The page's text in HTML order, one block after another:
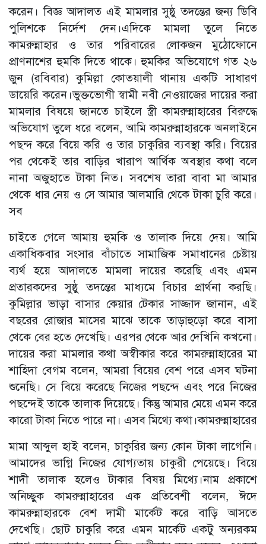
করেন। বিজ্ঞ আদালত এই মামলার সুষ্ঠু তদন্তের জন্য ডিবি
পুলিশকে নির্দেশ দেন।এদিকে মামলা তুলে নিতে
কামরুন্নাহার ও তার পরিবারের লোকজন মুঠোফোনে
প্রাণনাশের হুমকি দিতে থাকে। হুমকির অভিযোগে গত ২৬
জুন (রবিবার) কুমিল্লা কোতয়ালী থানায় একটি সাধারণ
ডায়েরি করেন।ভুক্তভোগী স্বামী নবী নেওয়াজের দায়ের করা
মামলার বিষয়ে জানতে চাইলে স্ত্রী কামরুন্নাহারের বিরুদ্ধে
অভিযোগ তুলে ধরে বলেন, আমি কামরুন্নাহারকে অনলাইনে
পছন্দ করে বিয়ে করি ও তার চাকুরির ব্যবস্থা করি। বিয়ের
পর থেকেই তার বাড়ির খারাপ আর্থিক অবস্থার কথা বলে
নানা অজুহাতে টাকা নিত। সবশেষ তারা বাবা মা আমার
থেকে ধার নেয় ও সে আমার আলমারি থেকে টাকা চুরি করে।
সব
চাইতে গেলে আমায় হুমকি ও তালাক দিয়ে দেয়। আমি
একাধিকবার সংসার বাঁচাতে সামাজিক সমাধানের চেষ্টায়
ব্যর্থ হয়ে আদালতে মামলা দায়ের করেছি এবং এমন
প্রতারকদের সুষ্ঠু তদন্তের মাধ্যমে বিচার প্রার্থনা করছি।
কুমিল্লার ভাড়া বাসার কেয়ার টেকার সাজ্জাদ জানান, এই
বছরের রোজার মাসের মাঝে তাকে তাড়াহুড়ো করে বাসা
থেকে বের হতে দেখেছি। এরপর থেকে আর দেখিনি কখনো।
দায়ের করা মামলার কথা অস্বীকার করে কামরুন্নাহারের মা
শাহিদা বেগম বলেন, আমরা বিয়ের বেশ পরে এসব ঘটনা
শুনেছি। সে বিয়ে করেছে নিজের পছন্দে এবং পরে নিজের
পছন্দেই তাকে তালাক দিয়েছে। কিন্তু আমার মেয়ে এমন করে
কারো টাকা নিতে পারে না। এসব মিথ্যে কথা।কামরুন্নাহারের
মামা আব্দুল হাই বলেন, চাকুরির জন্য কোন টাকা লাগেনি।
আমাদের ভাগ্নি নিজের যোগ্যতায় চাকুরী পেয়েছে। বিয়ে
শাদী তালাক হলেও টাকার বিষয় মিথ্যে।নাম প্রকাশে
অনিচ্ছুক কামরুন্নাহারের এক প্রতিবেশী বলেন, ঈদে
কামরুন্নাহারকে বেশ দামী মার্কেট করে বাড়ি আসতে
দেখেছি। ছোট চাকুরি করে এমন মার্কেট একটু অন্যরকম